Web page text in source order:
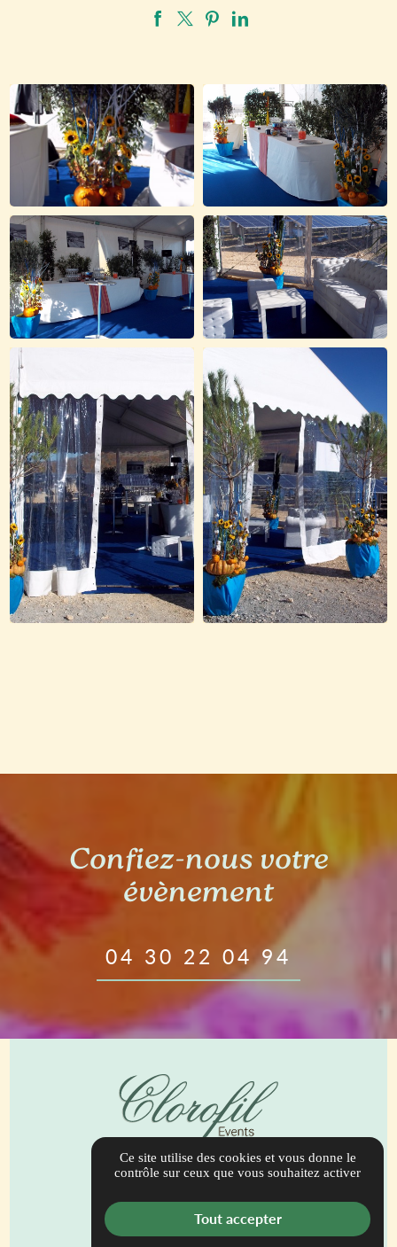
Confiez-nous votre
évènement
04 30 22 04 94
944 Bis Route de Draguignan
contact@clorofilevents.com
04 30 22 04 94
Ce site utilise des cookies et vous donne le
contrôle sur ceux que vous souhaitez activer
Tout accepter